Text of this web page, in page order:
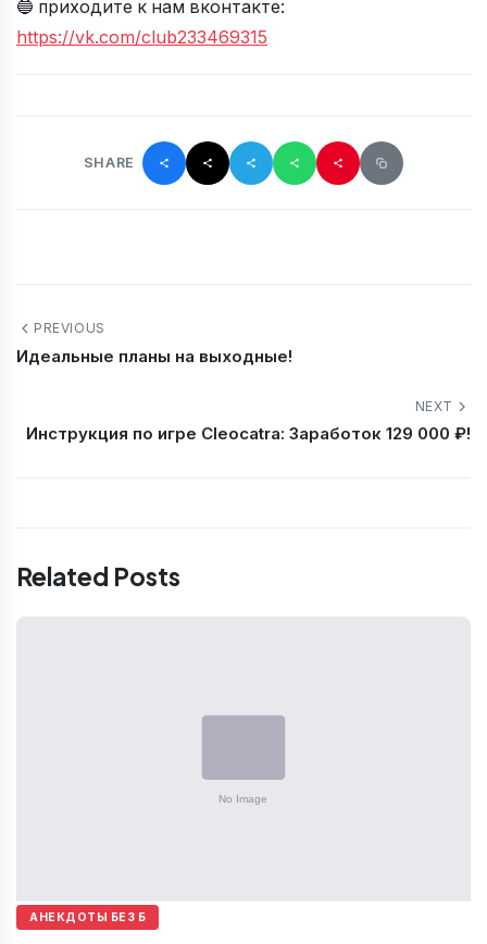
🔵 приходите к нам вконтакте:
https://vk.com/club233469315
SHARE
PREVIOUS
Идеальные планы на выходные!
NEXT
Инструкция по игре Cleocatra: Заработок 129 000 ₽!
Related Posts
АНЕКДОТЫ БЕЗ Б